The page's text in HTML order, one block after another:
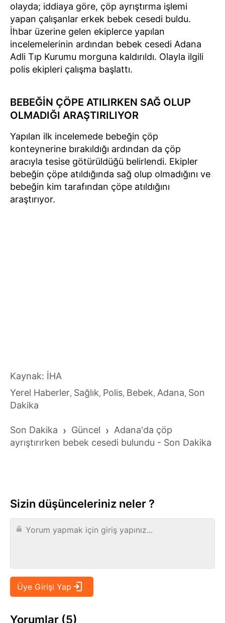
olayda; iddiaya göre, çöp ayrıştırma işlemi
yapan çalışanlar erkek bebek cesedi buldu.
İhbar üzerine gelen ekiplerce yapılan
incelemelerinin ardından bebek cesedi Adana
Adli Tıp Kurumu morguna kaldırıldı. Olayla ilgili
polis ekipleri çalışma başlattı.
BEBEĞİN ÇÖPE ATILIRKEN SAĞ OLUP
OLMADIĞI ARAŞTIRILIYOR
Yapılan ilk incelemede bebeğin çöp
konteynerine bırakıldığı ardından da çöp
aracıyla tesise götürüldüğü belirlendi. Ekipler
bebeğin çöpe atıldığında sağ olup olmadığını ve
bebeğin kim tarafından çöpe atıldığını
araştırıyor.
Kaynak: İHA
Yerel Haberler, Sağlık, Polis, Bebek, Adana, Son
Dakika
Son Dakika › Güncel › Adana'da çöp
ayrıştırırken bebek cesedi bulundu - Son Dakika
Sizin düşünceleriniz neler ?
Yorumlar (5)